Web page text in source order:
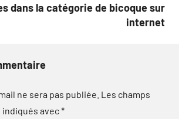
dans la catégorie de bicoque sur
internet
ne sera pas publiée. Les champs
avec*